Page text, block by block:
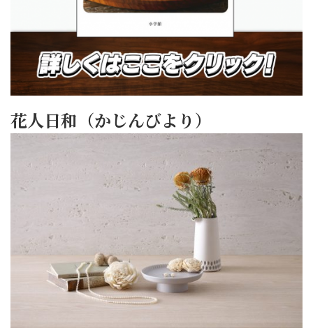
花人日和（かじんびより）